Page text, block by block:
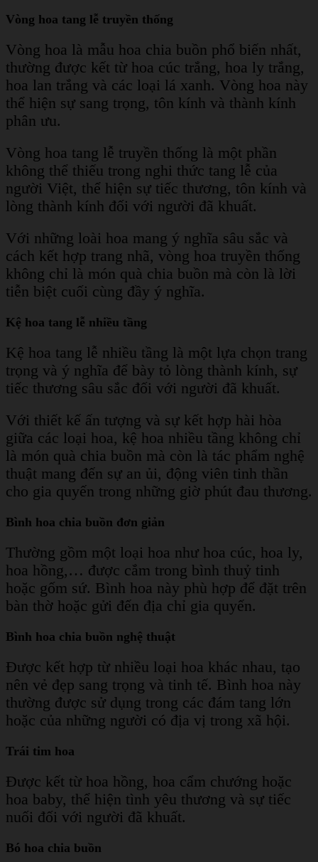
Vòng hoa tang lễ truyền thống
Vòng hoa là mẫu hoa chia buồn phổ biến nhất,
thường được kết từ hoa cúc trắng, hoa ly trắng,
hoa lan trắng và các loại lá xanh. Vòng hoa này
thể hiện sự sang trọng, tôn kính và thành kính
phân ưu.
Vòng hoa tang lễ truyền thống là một phần
không thể thiếu trong nghi thức tang lễ của
người Việt, thể hiện sự tiếc thương, tôn kính và
lòng thành kính đối với người đã khuất.
Với những loài hoa mang ý nghĩa sâu sắc và
cách kết hợp trang nhã, vòng hoa truyền thống
không chỉ là món quà chia buồn mà còn là lời
tiễn biệt cuối cùng đầy ý nghĩa.
Kệ hoa tang lễ nhiều tầng
Kệ hoa tang lễ nhiều tầng là một lựa chọn trang
trọng và ý nghĩa để bày tỏ lòng thành kính, sự
tiếc thương sâu sắc đối với người đã khuất.
Với thiết kế ấn tượng và sự kết hợp hài hòa
giữa các loại hoa, kệ hoa nhiều tầng không chỉ
là món quà chia buồn mà còn là tác phẩm nghệ
thuật mang đến sự an ủi, động viên tinh thần
cho gia quyến trong những giờ phút đau thương.
Bình hoa chia buồn đơn giản
Thường gồm một loại hoa như hoa cúc, hoa ly,
hoa hồng,… được cắm trong bình thuỷ tinh
hoặc gốm sứ. Bình hoa này phù hợp để đặt trên
bàn thờ hoặc gửi đến địa chỉ gia quyến.
Bình hoa chia buồn nghệ thuật
Được kết hợp từ nhiều loại hoa khác nhau, tạo
nên vẻ đẹp sang trọng và tinh tế. Bình hoa này
thường được sử dụng trong các đám tang lớn
hoặc của những người có địa vị trong xã hội.
Trái tim hoa
Được kết từ hoa hồng, hoa cẩm chướng hoặc
hoa baby, thể hiện tình yêu thương và sự tiếc
nuối đối với người đã khuất.
Bó hoa chia buồn